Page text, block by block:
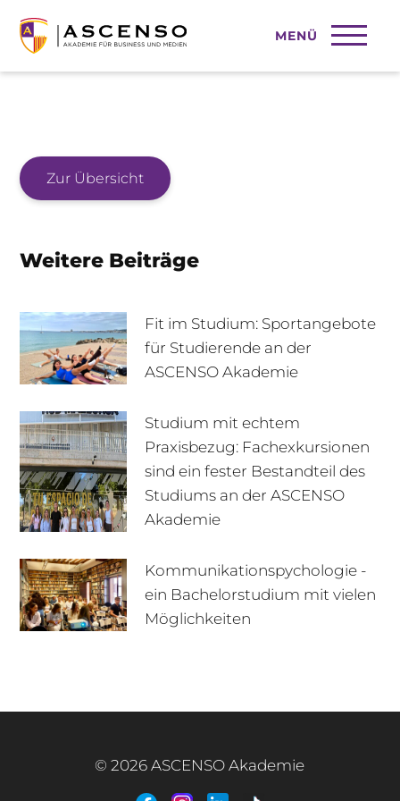
MENÜ
+49 170 222 77 66 Infotage
2023-07-18
Zur Übersicht
Weitere Beiträge
Fit im Studium: Sportangebote
für Studierende an der
ASCENSO Akademie
Studium mit echtem
Praxisbezug: Fachexkursionen
sind ein fester Bestandteil des
Studiums an der ASCENSO
Akademie
Kommunikationspychologie -
ein Bachelorstudium mit vielen
Möglichkeiten
© 2026 ASCENSO Akademie